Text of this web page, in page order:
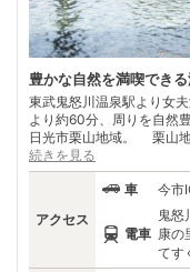
豊かな自然を満喫でき
東武鬼怒川温泉駅より女
より約60分、周りを自然
日光市栗山地域。 栗山地域は温泉の宝庫としてもしられ、都心から約3
時間程度で行ける秘境・
る。春には鮮やかな緑に
いくつかの泉質の楽しめる温泉峡。 平家落人伝説
徳川家康公の御神体が祀
感じられる。また、鬼怒
かな自然が残る環境から
はゆっくりと温泉に浸か
続きを見る
アクセス
車 今市
電車
鬼怒
康の
てす